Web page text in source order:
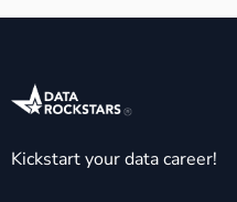
Kickstart your data career!